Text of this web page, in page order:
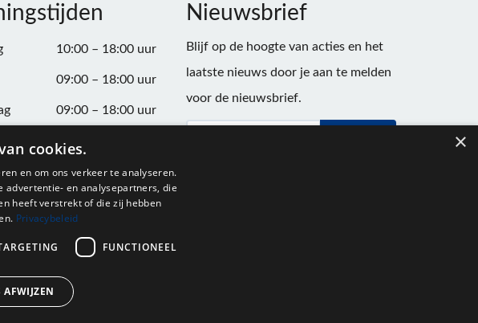
10:00 – 18:00 uur
09:00 – 18:00 uur
09:00 – 18:00 uur
09:00 – 20:00 uur
09:00 – 18:00 uur
09:00 – 17:00 uur
Nieuwsbrief
Blijf op de hoogte van acties en het
laatste nieuws door je aan te melden
voor de nieuwsbrief.
×
cookies.
en om ons verkeer te analyseren.
advertentie- en analysepartners, die
heeft verstrekt of die zij hebben
Privacybeleid
FUNCTIONEEL
AFWIJZEN